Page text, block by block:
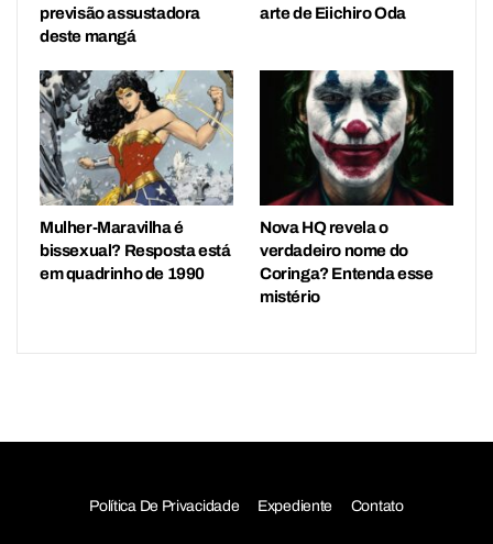
previsão assustadora
deste mangá
arte de Eiichiro Oda
Mulher-Maravilha é
bissexual? Resposta está
em quadrinho de 1990
Nova HQ revela o
verdadeiro nome do
Coringa? Entenda esse
mistério
Política De Privacidade Expediente Contato